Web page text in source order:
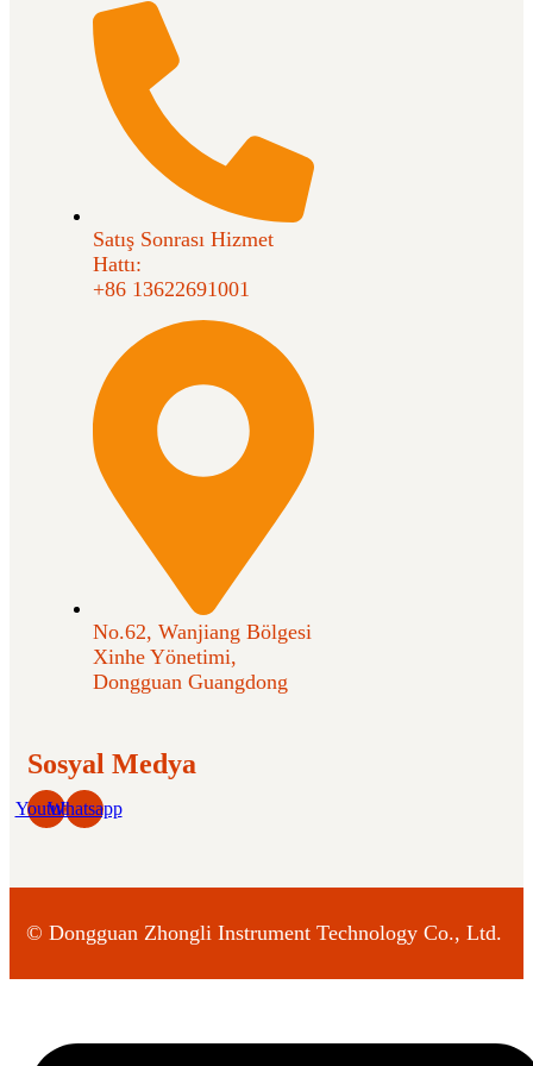
Satış Sonrası Hizmet
Hattı:
+86 13622691001
No.62, Wanjiang Bölgesi
Xinhe Yönetimi,
Dongguan Guangdong
Sosyal Medya
YoutubeWhatsapp
© Dongguan Zhongli Instrument Technology Co., Ltd.